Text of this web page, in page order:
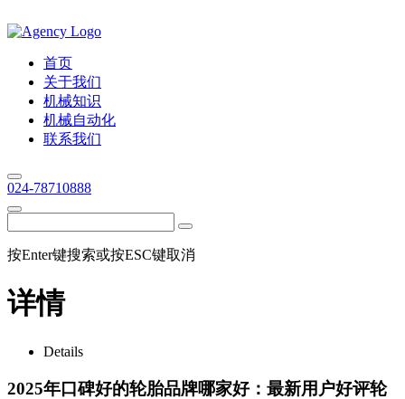
首页
关于我们
机械知识
机械自动化
联系我们
024-78710888
按Enter键搜索或按ESC键取消
详情
Details
2025年口碑好的轮胎品牌哪家好：最新用户好评轮